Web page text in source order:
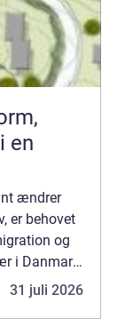
en
ændrer
er behovet
og
i Danmark,
31 juli 2026